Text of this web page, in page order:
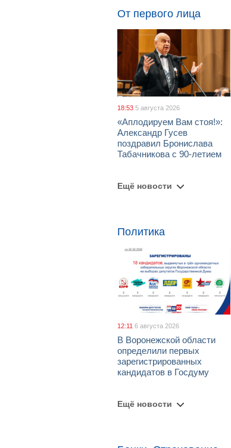
От первого лица
18:53 5 августа 2026
«Аплодируем Вам стоя!»:
Александр Гусев
поздравил Бронислава
Табачникова с 90-летием
Ещё новости
Политика
12:11 6 августа 2026
В Воронежской области
определили первых
зарегистрированных
кандидатов в Госдуму
Ещё новости